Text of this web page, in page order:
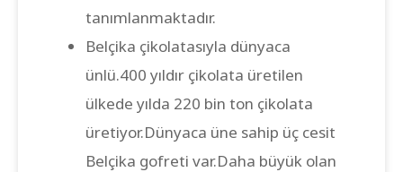
tanımlanmaktadır.
Belçika çikolatasıyla dünyaca
ünlü.400 yıldır çikolata üretilen
ülkede yılda 220 bin ton çikolata
üretiyor.Dünyaca üne sahip üç cesit
Belçika gofreti var.Daha büyük olan